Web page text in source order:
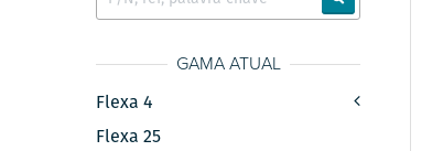
GAMA ATUAL
Flexa 4
Flexa 25